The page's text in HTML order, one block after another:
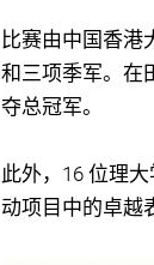
比赛由中国香港
和三项季军。在
夺总冠军。
此外，16 位理
动项目中的卓越